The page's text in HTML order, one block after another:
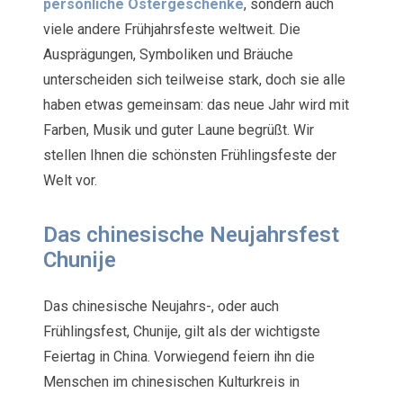
persönliche Ostergeschenke, sondern auch
viele andere Frühjahrsfeste weltweit. Die
Ausprägungen, Symboliken und Bräuche
unterscheiden sich teilweise stark, doch sie alle
haben etwas gemeinsam: das neue Jahr wird mit
Farben, Musik und guter Laune begrüßt. Wir
stellen Ihnen die schönsten Frühlingsfeste der
Welt vor.
Das chinesische Neujahrsfest
Chunije
Das chinesische Neujahrs-, oder auch
Frühlingsfest, Chunije, gilt als der wichtigste
Feiertag in China. Vorwiegend feiern ihn die
Menschen im chinesischen Kulturkreis in